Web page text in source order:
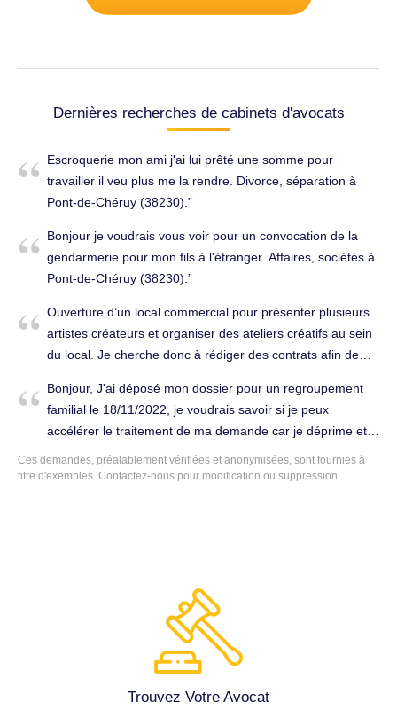
Dernières recherches de cabinets d'avocats
Escroquerie mon ami j'ai lui prêté une somme pour
travailler il veu plus me la rendre. Divorce, séparation à
Pont-de-Chéruy (38230).
Bonjour je voudrais vous voir pour un convocation de la
gendarmerie pour mon fils à l'étranger. Affaires, sociétés à
Pont-de-Chéruy (38230).
Ouverture d’un local commercial pour présenter plusieurs
artistes créateurs et organiser des ateliers créatifs au sein
du local. Je cherche donc à rédiger des contrats afin de
local pour me protéger de vols, incendie ,…. Affaires,
sociétés à Pont-de-Chéruy (38230).
Bonjour, J'ai déposé mon dossier pour un regroupement
familial le 18/11/2022, je voudrais savoir si je peux
accélérer le traitement de ma demande car je déprime et
je me sens pas très bien vu ma situation loin de ma famille
et mon mari. Je voudrais savoir si c'est possible, si c'est le
Ces demandes, préalablement vérifiées et anonymisées, sont fournies à
titre d'exemples. Contactez-nous pour modification ou suppression.
Trouvez Votre Avocat